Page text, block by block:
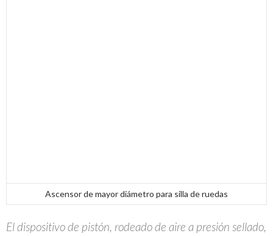
Ascensor de mayor diámetro para silla de ruedas
El dispositivo de pistón, rodeado de aire a presión sellado,